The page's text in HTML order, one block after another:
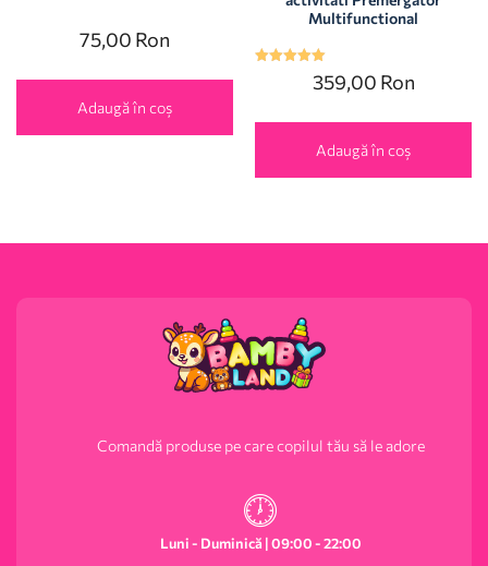
75,00 Ron
Adaugă în coș
Multifunctional
359,00 Ron
Adaugă în coș
Comandă produse pe care copilul tău să le adore
Luni - Duminică | 09:00 - 22:00